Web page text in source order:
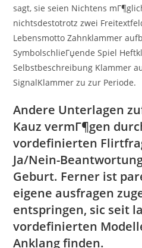
sagt, sie seien Nichtens
nichtsdestotrotz zwei
Lebensmotto Zahnklammer
SymbolschlieГџende Spiel
Selbstbeschreibung Klammer
SignalKlammer zu zur Periode.
Andere Unterlagen
Kauz vermГ¶gen
vordefinierten
Ja/Nein-
Geburt. Ferner ist
eigene ausfragen
entspringen, sic seit
vordefinierten
Anklang finden.